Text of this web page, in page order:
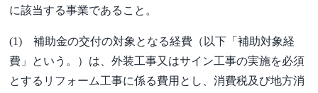
に該当する事業であること。
(1) 補助金の交付の対象となる経費（以下「補助対象経
費」という。）は、外装工事又はサイン工事の実施を必須
とするリフォーム工事に係る費用とし、消費税及び地方消